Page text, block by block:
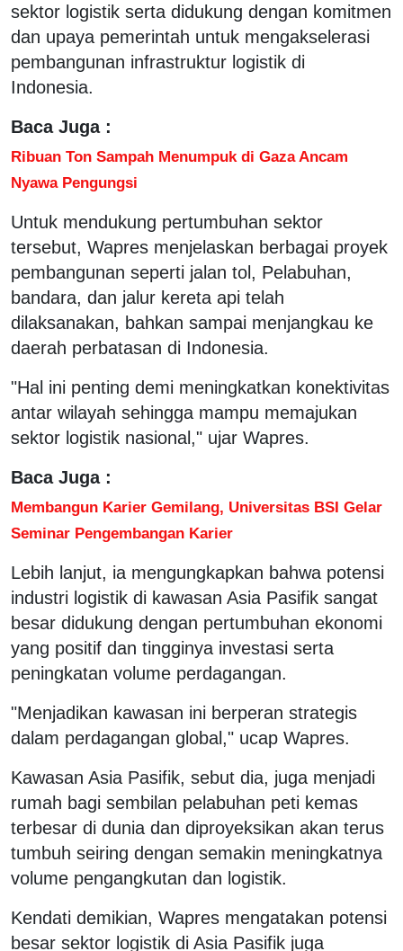
sektor logistik serta didukung dengan komitmen
dan upaya pemerintah untuk mengakselerasi
pembangunan infrastruktur logistik di
Indonesia.
Baca Juga :
Ribuan Ton Sampah Menumpuk di Gaza Ancam
Nyawa Pengungsi
Untuk mendukung pertumbuhan sektor
tersebut, Wapres menjelaskan berbagai proyek
pembangunan seperti jalan tol, Pelabuhan,
bandara, dan jalur kereta api telah
dilaksanakan, bahkan sampai menjangkau ke
daerah perbatasan di Indonesia.
"Hal ini penting demi meningkatkan konektivitas
antar wilayah sehingga mampu memajukan
sektor logistik nasional," ujar Wapres.
Baca Juga :
Membangun Karier Gemilang, Universitas BSI Gelar
Seminar Pengembangan Karier
Lebih lanjut, ia mengungkapkan bahwa potensi
industri logistik di kawasan Asia Pasifik sangat
besar didukung dengan pertumbuhan ekonomi
yang positif dan tingginya investasi serta
peningkatan volume perdagangan.
"Menjadikan kawasan ini berperan strategis
dalam perdagangan global," ucap Wapres.
Kawasan Asia Pasifik, sebut dia, juga menjadi
rumah bagi sembilan pelabuhan peti kemas
terbesar di dunia dan diproyeksikan akan terus
tumbuh seiring dengan semakin meningkatnya
volume pengangkutan dan logistik.
Kendati demikian, Wapres mengatakan potensi
besar sektor logistik di Asia Pasifik juga